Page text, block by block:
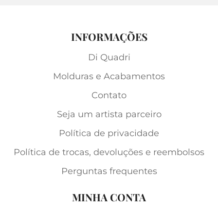
INFORMAÇÕES
Di Quadri
Molduras e Acabamentos
Contato
Seja um artista parceiro
Política de privacidade
Política de trocas, devoluções e reembolsos
Perguntas frequentes
MINHA CONTA